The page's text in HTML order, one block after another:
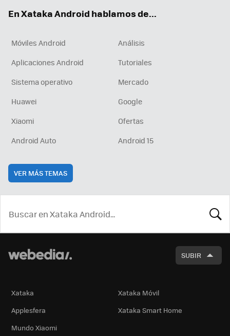
En Xataka Android hablamos de...
Móviles Android
Análisis
Aplicaciones Android
Tutoriales
Sistema operativo
Mercado
Huawei
Google
Xiaomi
Ofertas
Android Auto
Android 15
VER MÁS TEMAS
SUBIR
Xataka
Xataka Móvil
Applesfera
Xataka Smart Home
Mundo Xiaomi